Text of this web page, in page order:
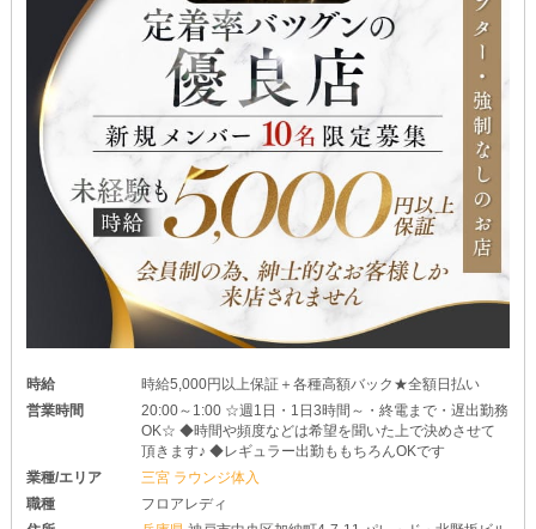
時給
時給5,000円以上保証＋各種高額バック★全額日払い
営業時間
20:00～1:00 ☆週1日・1日3時間～・終電まで・遅出勤務
OK☆ ◆時間や頻度などは希望を聞いた上で決めさせて
頂きます♪ ◆レギュラー出勤ももちろんOKです
業種/エリア
三宮 ラウンジ体入
職種
フロアレディ